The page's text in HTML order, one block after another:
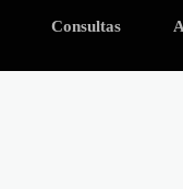
Consultas